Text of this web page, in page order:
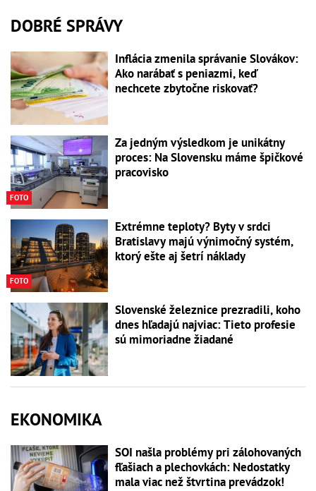
DOBRÉ SPRÁVY
Inflácia zmenila správanie Slovákov:
Ako narábať s peniazmi, keď
nechcete zbytočne riskovať?
FOTO
Za jedným výsledkom je unikátny
proces: Na Slovensku máme špičkové
pracovisko
FOTO
Extrémne teploty? Byty v srdci
Bratislavy majú výnimočný systém,
ktorý ešte aj šetrí náklady
Slovenské železnice prezradili, koho
dnes hľadajú najviac: Tieto profesie
sú mimoriadne žiadané
EKONOMIKA
SOI našla problémy pri zálohovaných
fľašiach a plechovkách: Nedostatky
mala viac než štvrtina prevádzok!